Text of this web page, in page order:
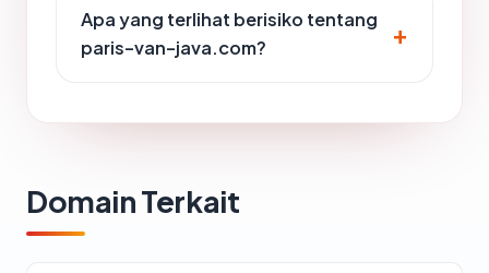
Apa yang terlihat berisiko tentang
paris-van-java.com?
Domain Terkait